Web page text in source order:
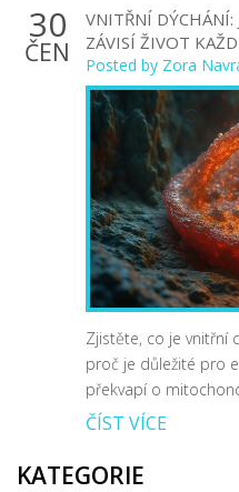
30
ČEN
VNITŘNÍ DÝCHÁNÍ:
ZÁVISÍ ŽIVOT
Posted by Zora
Zjistěte, co je vnitřní
proč je důležité pro
překvapí o
ČÍST VÍCE
KATEGORIE